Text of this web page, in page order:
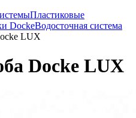
Пластиковые
DockeВодосточная система
LUX
Docke LUX